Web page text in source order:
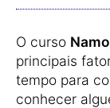
O curso
principais
tempo para
conhecer